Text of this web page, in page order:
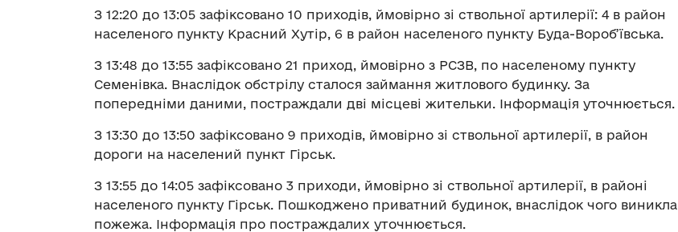
З 12:20 до 13:05 зафіксовано 10 приходів, ймовірно зі ствольної артилерії: 4 в район
населеного пункту Красний Хутір, 6 в район населеного пункту Буда-Вороб’ївська.
З 13:48 до 13:55 зафіксовано 21 приход, ймовірно з РСЗВ, по населеному пункту
Семенівка. Внаслідок обстрілу сталося займання житлового будинку. За
попередніми даними, постраждали дві місцеві жительки. Інформація уточнюється.
З 13:30 до 13:50 зафіксовано 9 приходів, ймовірно зі ствольної артилерії, в район
дороги на населений пункт Гірськ.
З 13:55 до 14:05 зафіксовано 3 приходи, ймовірно зі ствольної артилерії, в районі
населеного пункту Гірськ. Пошкоджено приватний будинок, внаслідок чого виникла
пожежа. Інформація про постраждалих уточнюється.